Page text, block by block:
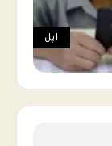
اپل